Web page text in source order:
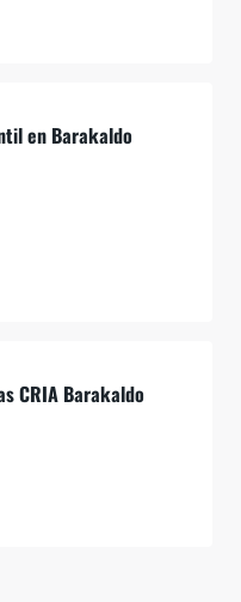
en Barakaldo
CRIA Barakaldo